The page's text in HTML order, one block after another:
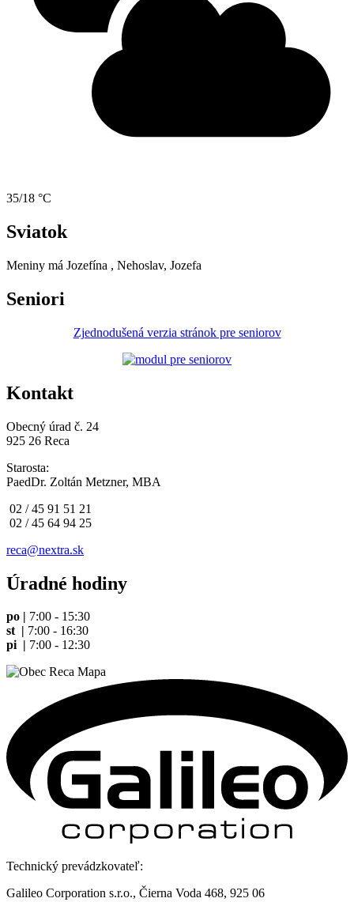
35/18 °C
Sviatok
Meniny má Jozefína , Nehoslav, Jozefa
Seniori
Zjednodušená verzia stránok pre seniorov
Kontakt
Obecný úrad č. 24
925 26 Reca
Starosta:
PaedDr. Zoltán Metzner, MBA
02 / 45 91 51 21
02 / 45 64 94 25
reca@nextra.sk
Úradné hodiny
po | 7:00 - 15:30
st | 7:00 - 16:30
pi | 7:00 - 12:30
Technický prevádzkovateľ:
Galileo Corporation s.r.o., Čierna Voda 468, 925 06